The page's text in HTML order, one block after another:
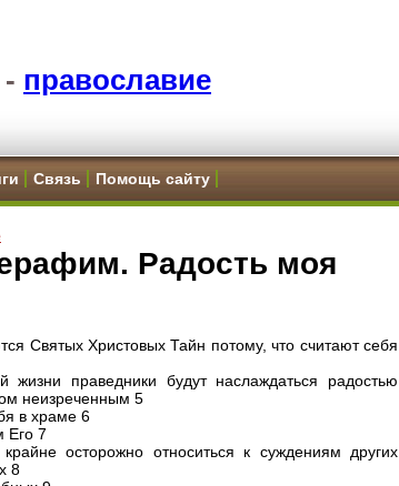
- православие
Связь Помощь сайту
Радость моя
Святых Христовых Тайн потому, что считают себя
праведники будут наслаждаться радостью
неизреченным 5
в храме 6
Его 7
осторожно относиться к суждениям других
8